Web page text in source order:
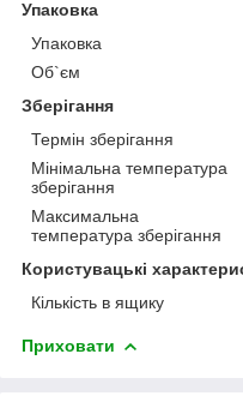
Упаковка
Упаковка
Об`єм
Зберігання
Термін зберігання
Мінімальна температура
зберігання
Максимальна
температура зберігання
Користувацькі
Кількість в ящику
Приховати